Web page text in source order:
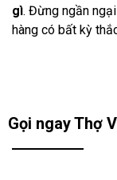
gì. Đừng ngần
hàng có bất kỳ
Gọi ngay Thợ